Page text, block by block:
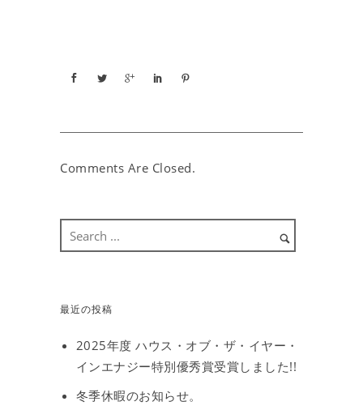
Comments Are Closed.
最近の投稿
2025年度 ハウス・オブ・ザ・イヤー・
インエナジー特別優秀賞受賞しました!!
冬季休暇のお知らせ。